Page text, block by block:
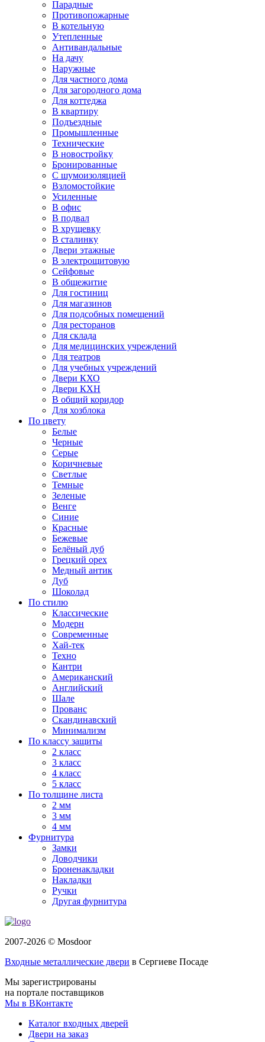
Парадные
Противопожарные
В котельную
Утепленные
Антивандальные
На дачу
Наружные
Для частного дома
Для загородного дома
Для коттеджа
В квартиру
Подъездные
Промышленные
Технические
В новостройку
Бронированные
С шумоизоляцией
Взломостойкие
Усиленные
В офис
В подвал
В хрущевку
В сталинку
Двери этажные
В электрощитовую
Сейфовые
В общежитие
Для гостиниц
Для магазинов
Для подсобных помещений
Для ресторанов
Для склада
Для медицинских учреждений
Для театров
Для учебных учреждений
Двери КХО
Двери КХН
В общий коридор
Для хозблока
По цвету
Белые
Черные
Серые
Коричневые
Светлые
Темные
Зеленые
Венге
Синие
Красные
Бежевые
Белёный дуб
Грецкий орех
Медный антик
Дуб
Шоколад
По стилю
Классические
Модерн
Современные
Хай-тек
Техно
Кантри
Американский
Английский
Шале
Прованс
Скандинавский
Минимализм
По классу защиты
2 класс
3 класс
4 класс
5 класс
По толщине листа
2 мм
3 мм
4 мм
Фурнитура
Замки
Доводчики
Броненакладки
Накладки
Ручки
Другая фурнитура
2007-2026 © Mosdoor
Входные металлические двери в Сергиеве Посаде
Мы зарегистрированы
на портале поставщиков
Мы в ВКонтакте
Каталог входных дверей
Двери на заказ